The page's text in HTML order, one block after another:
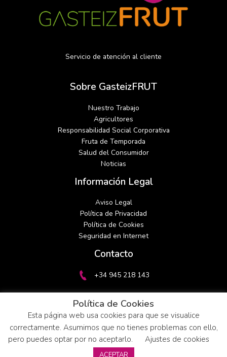
Servicio de atención al cliente
Sobre GasteizFRUT
Nuestro Trabajo
Agricultores
Responsabilidad Social Corporativa
Fruta de Temporada
Salud del Consumidor
Noticias
Información Legal
Aviso Legal
Política de Privacidad
Política de Cookies
Seguridad en Internet
Contacto
+34 945 218 143
linkedininstagram
Política de Cookies
Esta página web usa cookies para que se visualice
correctamente. Asumimos que no tienes problemas con ello,
pero puedes optar por no aceptarlo.
Ajustes de cookies
ACEPTAR